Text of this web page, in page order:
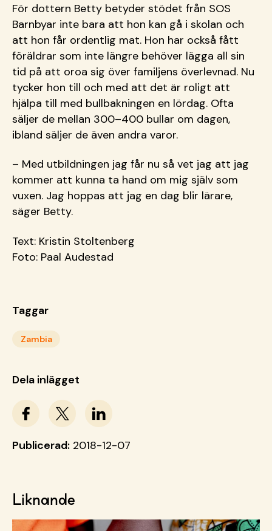
För dottern Betty betyder stödet från SOS
Barnbyar inte bara att hon kan gå i skolan och
att hon får ordentlig mat. Hon har också fått
föräldrar som inte längre behöver lägga all sin
tid på att oroa sig över familjens överlevnad. Nu
tycker hon till och med att det är roligt att
hjälpa till med bullbakningen en lördag. Ofta
säljer de mellan 300–400 bullar om dagen,
ibland säljer de även andra varor.
– Med utbildningen jag får nu så vet jag att jag
kommer att kunna ta hand om mig själv som
vuxen. Jag hoppas att jag en dag blir lärare,
säger Betty.
Text: Kristin Stoltenberg
Foto: Paal Audestad
Taggar
Zambia
Dela inlägget
Publicerad: 2018-12-07
Liknande